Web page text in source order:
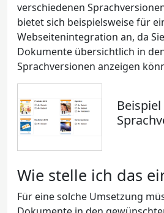
verschiedenen
bietet sich beispielsweise für
Webseitenintegration an, da
Dokumente übersichtlich in
Sprachversionen anzeigen
Wie stelle ich das
Für eine solche Umsetzung